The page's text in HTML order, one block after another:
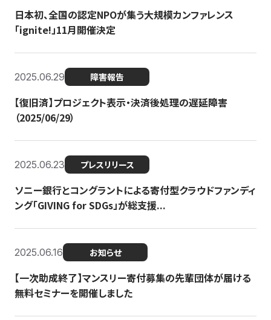
日本初、全国の認定NPOが集う大規模カンファレンス
「ignite!」11月開催決定
2025.06.29 障害報告
【復旧済】プロジェクト表示・決済後処理の遅延障害
（2025/06/29）
2025.06.23 プレスリリース
ソニー銀行とコングラントによる寄付型クラウドファンディ
ング「GIVING for SDGs」が総支援...
2025.06.16 お知らせ
【一次助成終了】マンスリー寄付募集の先輩団体が届ける
無料セミナーを開催しました